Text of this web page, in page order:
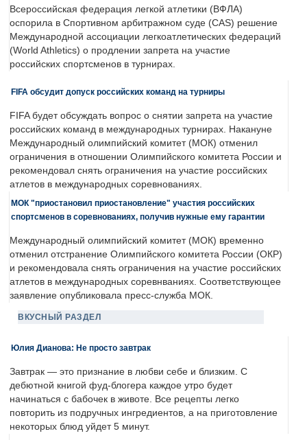
Всероссийская федерация легкой атлетики (ВФЛА)
оспорила в Спортивном арбитражном суде (CAS) решение
Международной ассоциации легкоатлетических федераций
(World Athletics) о продлении запрета на участие
российских спортсменов в турнирах.
FIFA обсудит допуск российских команд на турниры
FIFA будет обсуждать вопрос о снятии запрета на участие
российских команд в международных турнирах. Накануне
Международный олимпийский комитет (МОК) отменил
ограничения в отношении Олимпийского комитета России и
рекомендовал снять ограничения на участие российских
атлетов в международных соревнованиях.
МОК "приостановил приостановление" участия российских
спортсменов в соревнованиях, получив нужные ему гарантии
Международный олимпийский комитет (МОК) временно
отменил отстранение Олимпийского комитета России (ОКР)
и рекомендовала снять ограничения на участие российских
атлетов в международных соревнваниях. Соответствующее
заявление опубликовала пресс-служба МОК.
ВКУСНЫЙ РАЗДЕЛ
Юлия Дианова: Не просто завтрак
Завтрак — это признание в любви себе и близким. С
дебютной книгой фуд-блогера каждое утро будет
начинаться с бабочек в животе. Все рецепты легко
повторить из подручных ингредиентов, а на приготовление
некоторых блюд уйдет 5 минут.